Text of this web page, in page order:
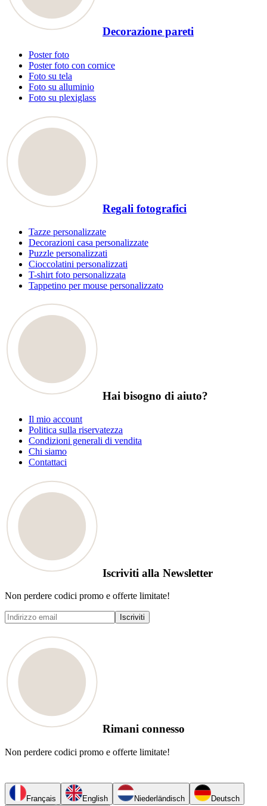
Decorazione pareti
Poster foto
Poster foto con cornice
Foto su tela
Foto su alluminio
Foto su plexiglass
Regali fotografici
Tazze personalizzate
Decorazioni casa personalizzate
Puzzle personalizzati
Cioccolatini personalizzati
T-shirt foto personalizzata
Tappetino per mouse personalizzato
Hai bisogno di aiuto?
Il mio account
Politica sulla riservatezza
Condizioni generali di vendita
Chi siamo
Contattaci
Iscriviti alla Newsletter
Non perdere codici promo e offerte limitate!
Iscriviti
Rimani connesso
Non perdere codici promo e offerte limitate!
Français English Niederländisch Deutsch